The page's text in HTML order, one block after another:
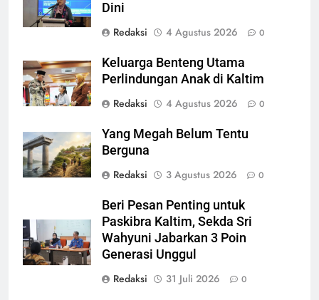
Dini
Redaksi
4 Agustus 2026 0
Keluarga Benteng Utama
Perlindungan Anak di Kaltim
Redaksi
4 Agustus 2026 0
Yang Megah Belum Tentu
Berguna
Redaksi
3 Agustus 2026 0
Beri Pesan Penting untuk
Paskibra Kaltim, Sekda Sri
Wahyuni Jabarkan 3 Poin
Generasi Unggul
Redaksi
31 Juli 2026 0